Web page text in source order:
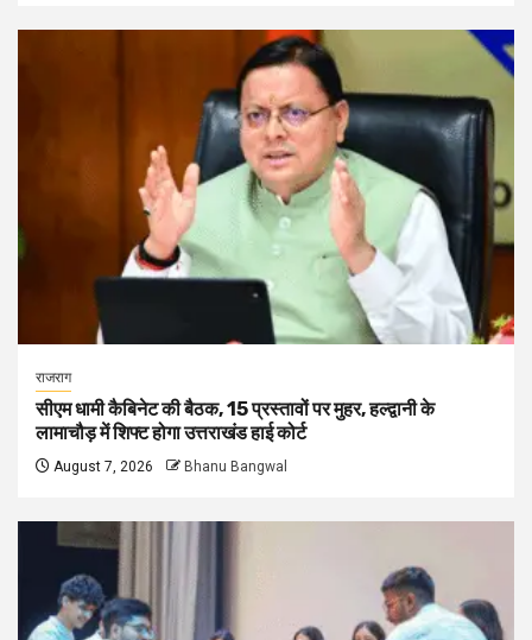
राजराग
सीएम धामी कैबिनेट की बैठक, 15 प्रस्तावों पर मुहर, हल्द्वानी के
लामाचौड़ में शिफ्ट होगा उत्तराखंड हाई कोर्ट
August 7, 2026 Bhanu Bangwal